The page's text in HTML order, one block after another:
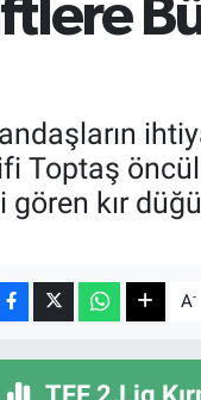
Toptaş
gören kır
A-